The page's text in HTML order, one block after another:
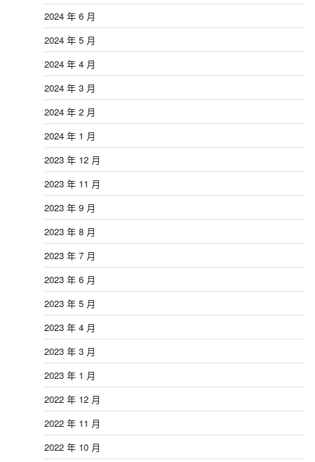
2024 年 6 月
2024 年 5 月
2024 年 4 月
2024 年 3 月
2024 年 2 月
2024 年 1 月
2023 年 12 月
2023 年 11 月
2023 年 9 月
2023 年 8 月
2023 年 7 月
2023 年 6 月
2023 年 5 月
2023 年 4 月
2023 年 3 月
2023 年 1 月
2022 年 12 月
2022 年 11 月
2022 年 10 月